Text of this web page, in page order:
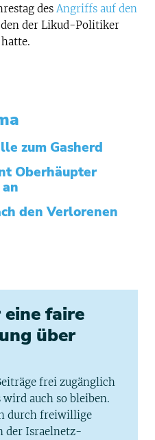
des Angriffs auf den
der Likud-Politiker
zum Gasherd
Oberhäupter
den Verlorenen
faire
über
frei zugänglich
auch so bleiben.
durch freiwillige
der Israelnetz-